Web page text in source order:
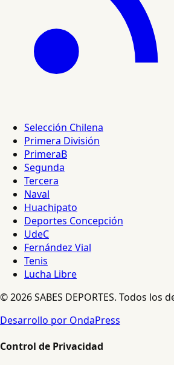
Selección Chilena
Primera División
PrimeraB
Segunda
Tercera
Naval
Huachipato
Deportes Concepción
UdeC
Fernández Vial
Tenis
Lucha Libre
© 2026 SABES DEPORTES. Todos los
Desarrollo por OndaPress
Control de Privacidad